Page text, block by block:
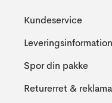
Kundeservice
Leveringsinformation
Spor din pakke
Returerret &